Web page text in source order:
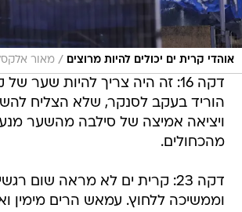
אוהדי קרית ים יכולים להיות מרוצים / מאור
דקה 16: זה היה צריך להיות שער
הוריד בעקב לסנקר, שלא הצליח
ויציאה אמיצה של סילבה מהשער
מהכחולים.
דקה 23: קרית ים לא מראה שום
וממשיכה ללחוץ. עמאש הרים מימין